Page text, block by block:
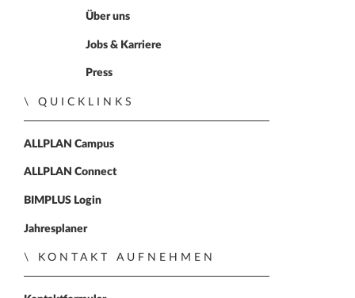
Zur Startseite
Über uns
Jobs & Karriere
Press
QUICKLINKS
ALLPLAN Campus
ALLPLAN Connect
BIMPLUS Login
Jahresplaner
KONTAKT AUFNEHMEN